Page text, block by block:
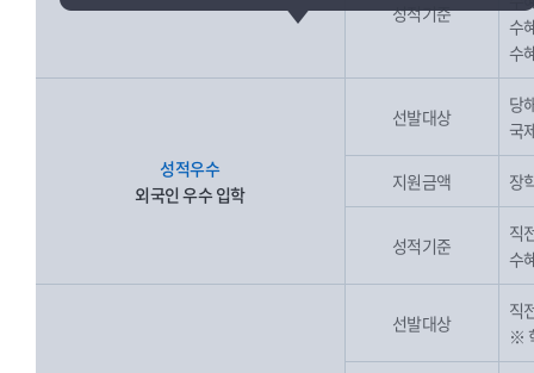
성적기준
수
수
성적우수
외국인 우수 입학
선발대상
당
국
지원금액 장
성적기준
직
수
선발대상
직
※